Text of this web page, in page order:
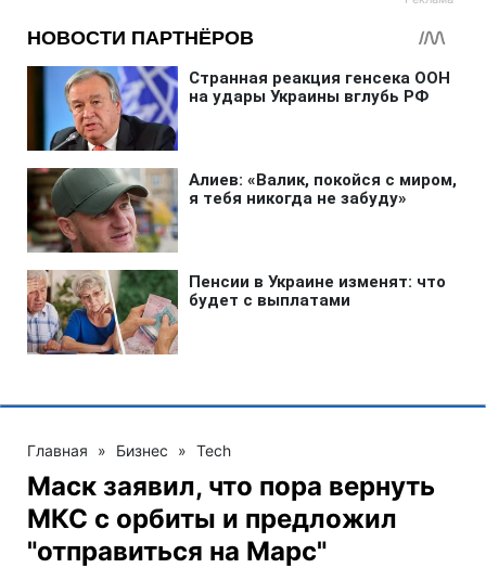
Главная » Бизнес » Tech
Маск заявил, что пора вернуть
МКС с орбиты и предложил
"отправиться на Марс"